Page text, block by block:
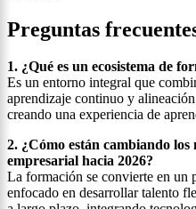
Preguntas
1. ¿Qué es un ecosistema de
Es un entorno integral que
aprendizaje continuo y
creando una experiencia de
2. ¿Cómo están cambiando
empresarial hacia 2026?
La formación se convierte en un
enfocado en desarrollar talento